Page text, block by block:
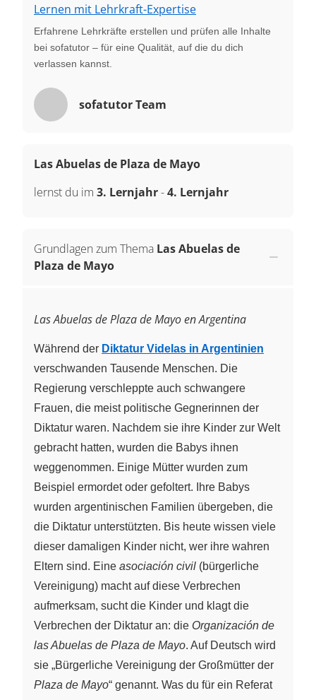
Lernen mit Lehrkraft-Expertise
Erfahrene Lehrkräfte erstellen und prüfen alle Inhalte
bei sofatutor – für eine Qualität, auf die du dich
verlassen kannst.
sofatutor Team
Las Abuelas de Plaza de Mayo
lernst du im 3. Lernjahr-4. Lernjahr
Grundlagen zum Thema Las Abuelas de
Plaza de Mayo
Las Abuelas de Plaza de Mayo en Argentina
Während der Diktatur Videlas in Argentinien
verschwanden Tausende Menschen. Die
Regierung verschleppte auch schwangere
Frauen, die meist politische Gegnerinnen der
Diktatur waren. Nachdem sie ihre Kinder zur Welt
gebracht hatten, wurden die Babys ihnen
weggenommen. Einige Mütter wurden zum
Beispiel ermordet oder gefoltert. Ihre Babys
wurden argentinischen Familien übergeben, die
die Diktatur unterstützten. Bis heute wissen viele
dieser damaligen Kinder nicht, wer ihre wahren
Eltern sind. Eine asociación civil (bürgerliche
Vereinigung) macht auf diese Verbrechen
aufmerksam, sucht die Kinder und klagt die
Verbrechen der Diktatur an: die Organización de
las Abuelas de Plaza de Mayo. Auf Deutsch wird
sie „Bürgerliche Vereinigung der Großmütter der
Plaza de Mayo“ genannt. Was du für ein Referat